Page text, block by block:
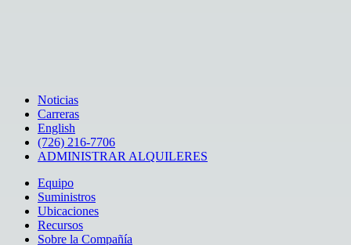
Noticias
Carreras
English
(726) 216-7706
ADMINISTRAR ALQUILERES
Equipo
Suministros
Ubicaciones
Recursos
Sobre la Compañía